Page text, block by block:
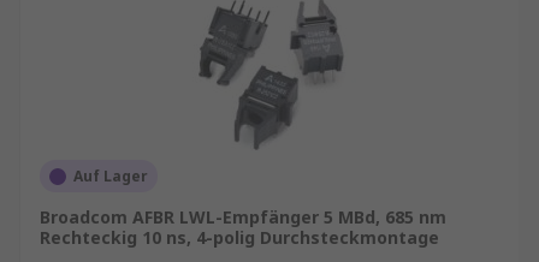
Auf Lager
Broadcom AFBR LWL-Empfänger 5 MBd, 685 nm
Rechteckig 10 ns, 4-polig Durchsteckmontage